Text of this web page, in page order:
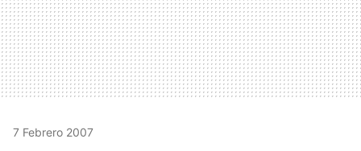
7 Febrero 2007